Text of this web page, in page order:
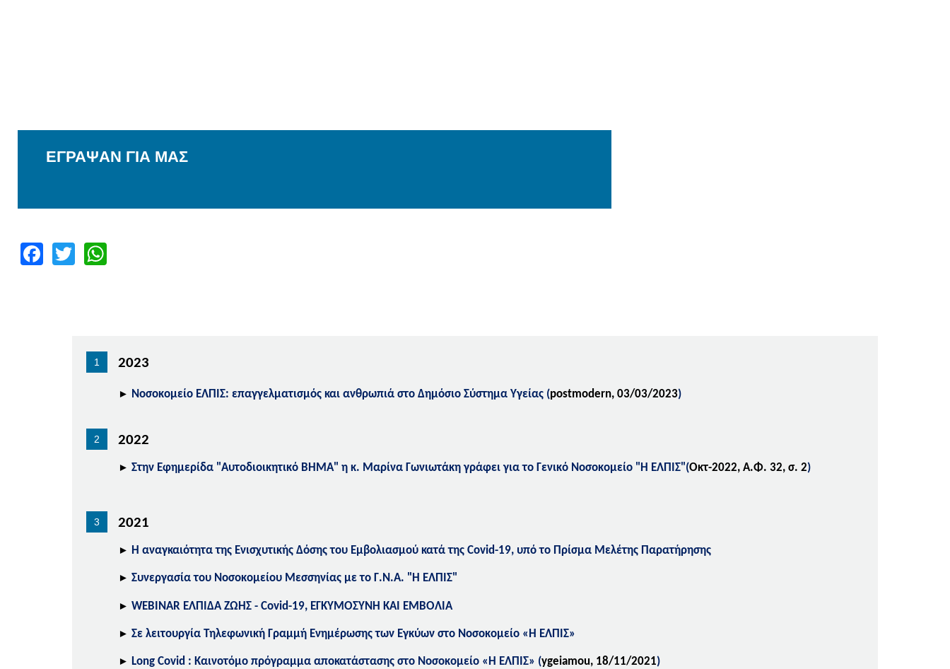
ΕΓΡΑΨΑΝ ΓΙΑ ΜΑΣ
Facebook
Twitter
2023
► Νοσοκομείο ΕΛΠΙΣ: επαγγελματισμός και ανθρωπιά στο Δημόσιο Σύστημα Υγείας (postmodern, 03/03/2023)
2022
► Στην Εφημερίδα "Αυτοδιοικητικό ΒΗΜΑ" η κ. Μαρίνα Γωνιωτάκη γράφει για το Γενικό Νοσοκομείο "Η ΕΛΠΙΣ"(Οκτ-2022, Α.Φ. 32, σ. 2)
2021
► Η αναγκαιότητα της Ενισχυτικής Δόσης του Εμβολιασμού κατά της Covid-19, υπό το Πρίσμα Μελέτης Παρατήρησης
► Συνεργασία του Νοσοκομείου Μεσσηνίας με το Γ.Ν.Α. "Η ΕΛΠΙΣ"
► WEBINAR ΕΛΠΙΔΑ ΖΩΗΣ - Covid-19, ΕΓΚΥΜΟΣΥΝΗ ΚΑΙ ΕΜΒΟΛΙΑ
► Σε λειτουργία Τηλεφωνική Γραμμή Ενημέρωσης των Εγκύων στo Νοσοκομείo «Η ΕΛΠΙΣ»
► Long Covid : Καινοτόμο πρόγραμμα αποκατάστασης στο Νοσοκομείο «Η ΕΛΠΙΣ» (ygeiamou, 18/11/2021)